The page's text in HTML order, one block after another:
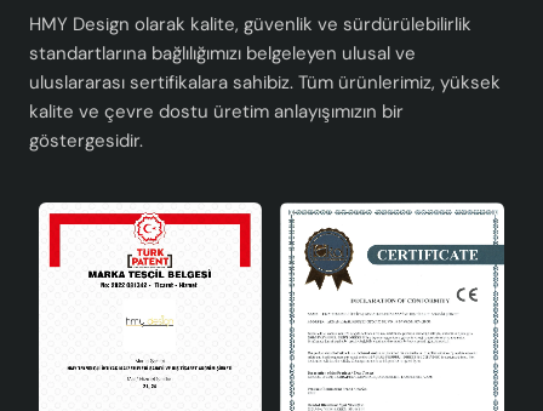
HMY Design olarak kalite, güvenlik ve sürdürülebilirlik
standartlarına bağlılığımızı belgeleyen ulusal ve
uluslararası sertifikalara sahibiz. Tüm ürünlerimiz, yüksek
kalite ve çevre dostu üretim anlayışımızın bir
göstergesidir.